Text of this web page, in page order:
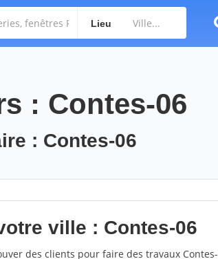
Lieu
: Contes-06
: Contes-06
ville : Contes-06
des clients pour faire des travaux Contes-